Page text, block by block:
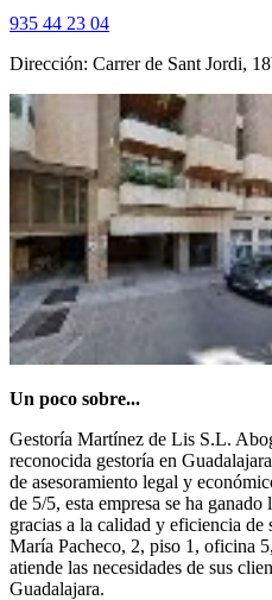
935 44 23 04
Dirección: Carrer de Sant Jordi,
Un poco sobre...
Gestoría Martínez de Lis S.L.
reconocida gestoría en
de asesoramiento legal y
de 5/5, esta empresa se ha
gracias a la calidad y eficiencia
María Pacheco, 2, piso 1, oficina
atiende las necesidades de sus
Guadalajara.